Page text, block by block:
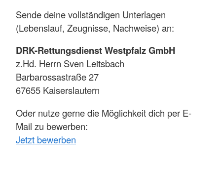
Sende deine vollständigen Unterlagen
(Lebenslauf, Zeugnisse, Nachweise) an:
DRK-Rettungsdienst Westpfalz GmbH
z.Hd. Herrn Sven Leitsbach
Barbarossastraße 27
67655 Kaiserslautern
Oder nutze gerne die Möglichkeit dich per E-
Mail zu bewerben:
Jetzt bewerben